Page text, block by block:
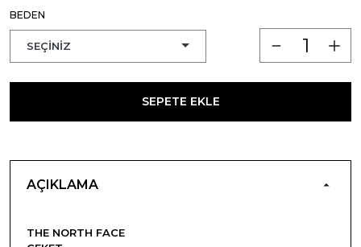
BEDEN
SEPETE EKLE
AÇIKLAMA
THE NORTH FACE